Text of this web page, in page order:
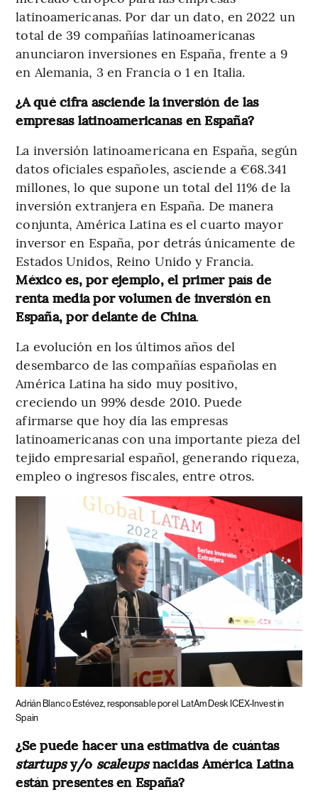
latinoamericanas. Por dar un dato, en 2022 un
total de 39 compañías latinoamericanas
anunciaron inversiones en España, frente a 9
en Alemania, 3 en Francia o 1 en Italia.
¿A qué cifra asciende la inversión de las
empresas latinoamericanas en España?
La inversión latinoamericana en España, según
datos oficiales españoles, asciende a €68.341
millones, lo que supone un total del 11% de la
inversión extranjera en España. De manera
conjunta, América Latina es el cuarto mayor
inversor en España, por detrás únicamente de
Estados Unidos, Reino Unido y Francia.
México es, por ejemplo, el primer país de
renta media por volumen de inversión en
España, por delante de China.
La evolución en los últimos años del
desembarco de las compañías españolas en
América Latina ha sido muy positivo,
creciendo un 99% desde 2010. Puede
afirmarse que hoy día las empresas
latinoamericanas con una importante pieza del
tejido empresarial español, generando riqueza,
empleo o ingresos fiscales, entre otros.
Adrián Blanco Estévez, responsable por el LatAm Desk ICEX-Invest in
Spain
¿Se puede hacer una estimativa de cuántas
startupsy/o scaleupsnacidas América Latina
están presentes en España?